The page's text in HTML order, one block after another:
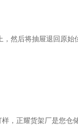
，然后将抽屉退回原始
，正耀货架厂是您仓